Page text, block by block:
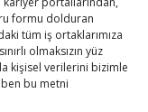
formu dolduran
tüm iş ortaklarımıza
olmaksızın yüz
kişisel verilerini bizimle
bu metni